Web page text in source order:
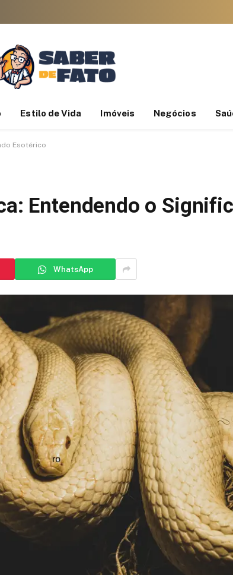
Estilo de Vida Imóveis Negócios
Esotérico
Entendendo o
WhatsApp